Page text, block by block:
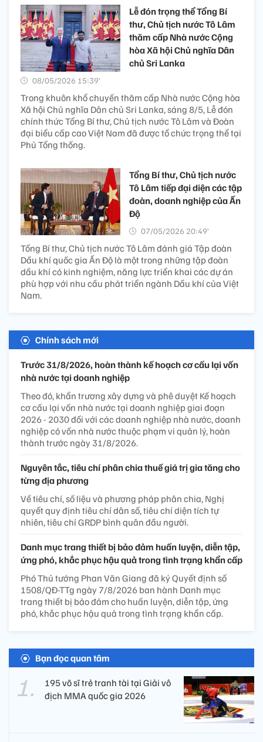
Lễ đón trọng thể Tổng Bí
thư, Chủ tịch nước Tô Lâm
thăm cấp Nhà nước Cộng
hòa Xã hội Chủ nghĩa Dân
chủ Sri Lanka
08/05/2026 15:39’
Trong khuôn khổ chuyến thăm cấp Nhà nước Cộng hòa
Xã hội Chủ nghĩa Dân chủ Sri Lanka, sáng 8/5, Lễ đón
chính thức Tổng Bí thư, Chủ tịch nước Tô Lâm và Đoàn
đại biểu cấp cao Việt Nam đã được tổ chức trọng thể tại
Phủ Tổng thống.
Tổng Bí thư, Chủ tịch nước
Tô Lâm tiếp đại diện các tập
đoàn, doanh nghiệp của Ấn
Độ
07/05/2026 20:49’
Tổng Bí thư, Chủ tịch nước Tô Lâm đánh giá Tập đoàn
Dầu khí quốc gia Ấn Độ là một trong những tập đoàn
dầu khí có kinh nghiệm, năng lực triển khai các dự án
phù hợp với nhu cầu phát triển ngành Dầu khí của Việt
Nam.
Chính sách mới
Trước 31/8/2026, hoàn thành kế hoạch cơ cấu lại vốn
nhà nước tại doanh nghiệp
Theo đó, khẩn trương xây dựng và phê duyệt Kế hoạch
cơ cấu lại vốn nhà nước tại doanh nghiệp giai đoạn
2026 - 2030 đối với các doanh nghiệp nhà nước, doanh
nghiệp có vốn nhà nước thuộc phạm vi quản lý, hoàn
thành trước ngày 31/8/2026.
Nguyên tắc, tiêu chí phân chia thuế giá trị gia tăng cho
từng địa phương
Về tiêu chí, số liệu và phương pháp phân chia, Nghị
quyết quy định tiêu chí dân số, tiêu chí diện tích tự
nhiên, tiêu chí GRDP bình quân đầu người.
Danh mục trang thiết bị bảo đảm huấn luyện, diễn tập,
ứng phó, khắc phục hậu quả trong tình trạng khẩn cấp
Phó Thủ tướng Phan Văn Giang đã ký Quyết định số
1508/QĐ-TTg ngày 7/8/2026 ban hành Danh mục
trang thiết bị bảo đảm cho huấn luyện, diễn tập, ứng
phó, khắc phục hậu quả trong tình trạng khẩn cấp.
Bạn đọc quan tâm
195 võ sĩ trẻ tranh tài tại Giải vô
địch MMA quốc gia 2026